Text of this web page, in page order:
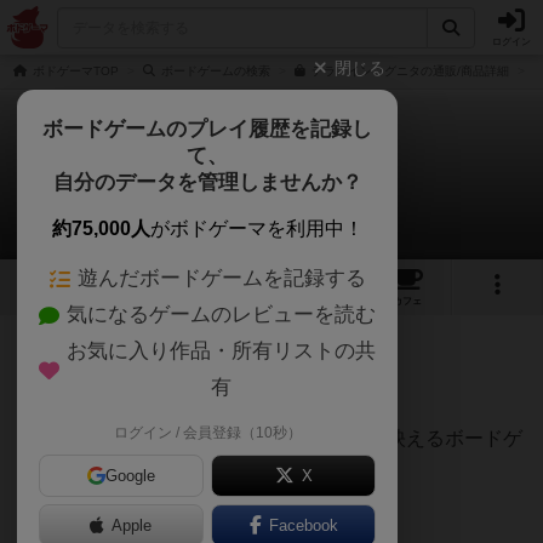
テラ・インコグニタの通販/商品詳細
テラ・インコグニタ
パパひのさんのレビュー
6 1
カフェ
201名 0名 0 6年以上前
タイルを並べて自分だけの世界地図を作る映えるボードゲ
↓はプレイ後に完成した地図
閉じる
ボードゲームのプレイ履歴を記録し
て、
自分のデータを管理しませんか？
約75,000人がボドゲーマを利用中！
遊んだボードゲームを記録する
気になるゲームのレビューを読む
お気に入り作品・所有リストの共
有
ログイン / 会員登録（10秒）
Google X
Apple Facebook